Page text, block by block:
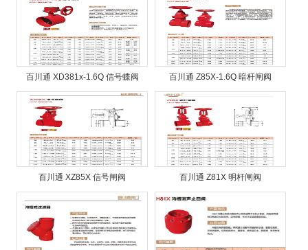
百川通 XD381x-1.6Q 信号蝶阀 百川通 Z85X-1.6Q 暗杆闸阀
百川通 XZ85X 信号闸阀 百川通 Z81X 明杆闸阀